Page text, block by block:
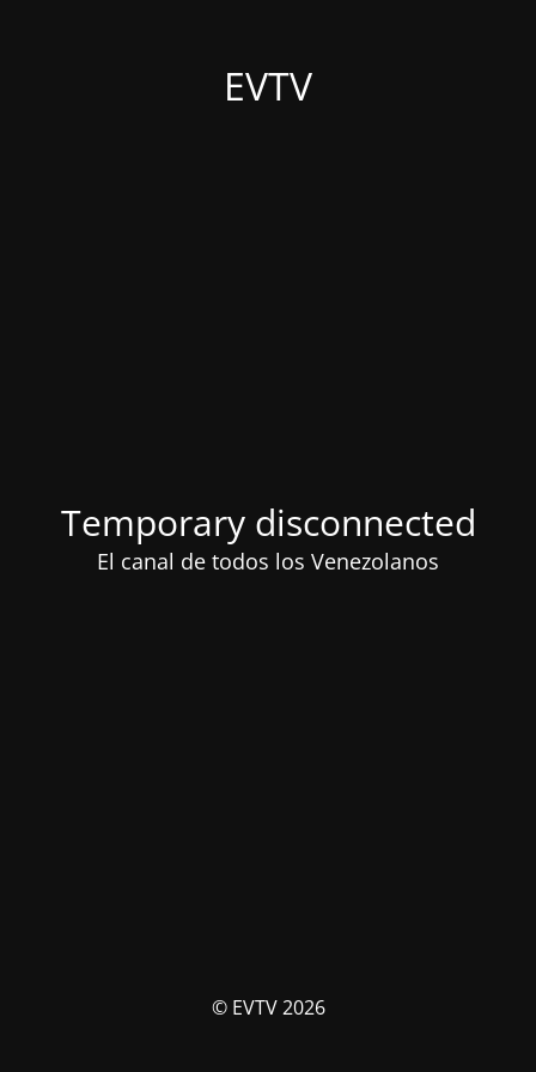
EVTV
Temporary disconnected
El canal de todos los Venezolanos
© EVTV 2026